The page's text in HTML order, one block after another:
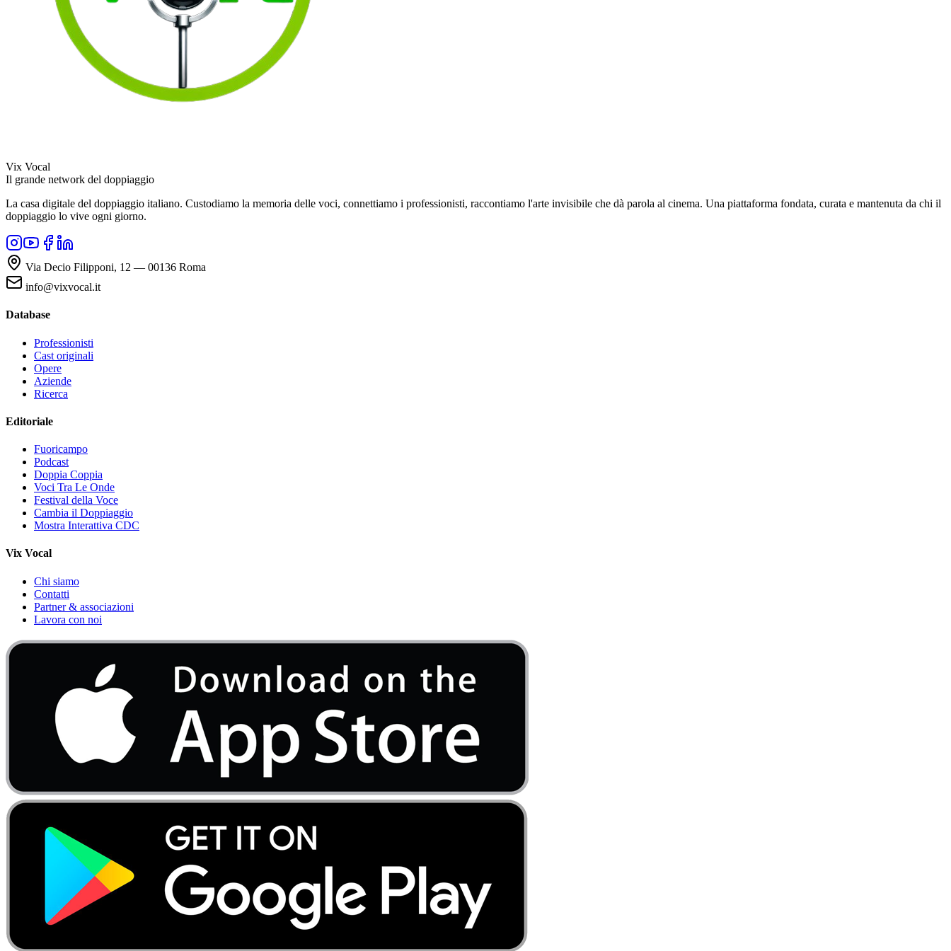
Vix Vocal
Il grande network del doppiaggio
La casa digitale del doppiaggio italiano. Custodiamo la memoria delle voci, connettiamo i professionisti, raccontiamo l'arte invisibile che dà parola al cinema. Una piattaforma fondata, curata e mantenuta da chi il
doppiaggio lo vive ogni giorno.
Via Decio Filipponi, 12 — 00136 Roma
info@vixvocal.it
Database
Professionisti
Cast originali
Opere
Aziende
Ricerca
Editoriale
Fuoricampo
Podcast
Doppia Coppia
Voci Tra Le Onde
Festival della Voce
Cambia il Doppiaggio
Mostra Interattiva CDC
Vix Vocal
Chi siamo
Contatti
Partner & associazioni
Lavora con noi